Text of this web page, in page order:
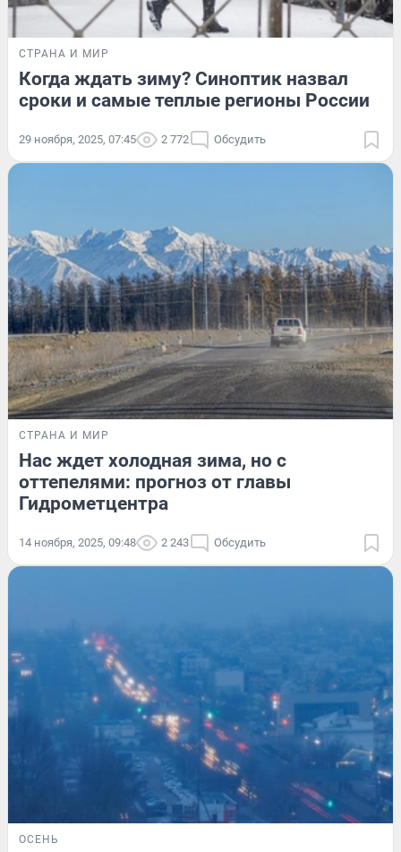
СТРАНА И МИР
Когда ждать зиму? Синоптик назвал
сроки и самые теплые регионы России
29 ноября, 2025, 07:45 2 772 Обсудить
СТРАНА И МИР
Нас ждет холодная зима, но с
оттепелями: прогноз от главы
Гидрометцентра
14 ноября, 2025, 09:48 2 243 Обсудить
ОСЕНЬ